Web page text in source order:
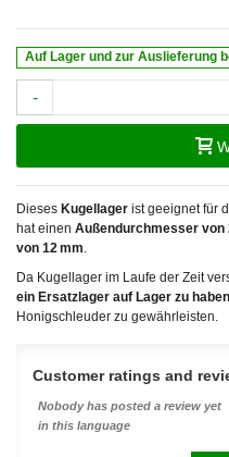
Auf Lager und zur Auslieferung
-
Dieses Kugellager ist geeignet für
hat einen Außendurchmesser von
von 12 mm.
Da Kugellager im Laufe der Zeit
ein Ersatzlager auf Lager zu haben
Honigschleuder zu gewährleisten.
Customer ratings and
Nobody has posted a review yet
in this language